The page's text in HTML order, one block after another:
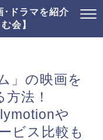
･ドラマを紹介
会】
」の映画を
法！
や
ビス比較も